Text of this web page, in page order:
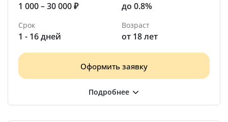
1 000 – 30 000 ₽ до 0.8%
Срок
1 - 16 дней
Возраст
от 18 лет
Оформить заявку